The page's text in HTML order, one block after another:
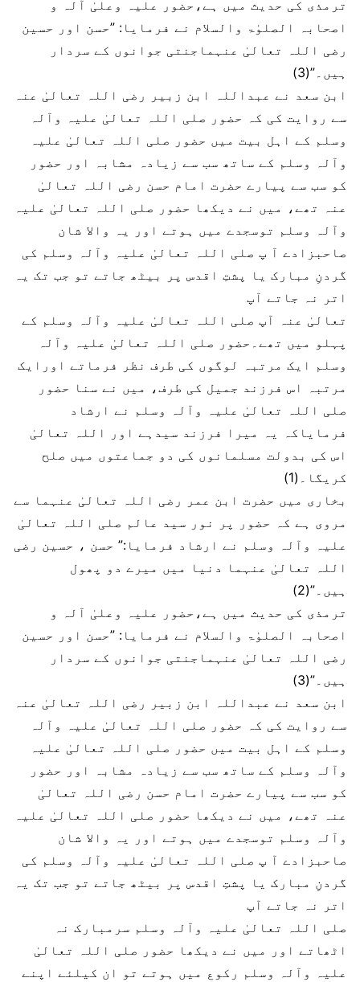
ترمذی کی حدیث میں ہے،حضور علیہ وعلیٰ آلہ و
اصحابہ الصلوٰۃ والسلام نے فرمایا: ”حسن اور حسین
رضی اللہ تعالیٰ عنہماجنتی جوانوں کے سردار
ہیں۔”(3)
ابن سعد نے عبداللہ ابن زبیر رضی اللہ تعالیٰ عنہ
سے روایت کی کہ حضور صلی اللہ تعالیٰ علیہ وآلہ
وسلم کے اہل بیت میں حضور صلی اللہ تعالیٰ علیہ
وآلہ وسلم کے ساتھ سب سے زیادہ مشابہ اور حضور
کو سب سے پیارے حضرت امام حسن رضی اللہ تعالیٰ
عنہ تھے، میں نے دیکھا حضور صلی اللہ تعالیٰ علیہ
وآلہ وسلم توسجدے میں ہوتے اور یہ والا شان
صاحبزادے آ پ صلی اللہ تعالیٰ علیہ وآلہ وسلم کی
گردنِ مبارک یا پشتِ اقدس پر بیٹھ جاتے تو جب تک یہ
اتر نہ جاتے آپ
تعالیٰ عنہ آپ صلی اللہ تعالیٰ علیہ وآلہ وسلم کے
پہلو میں تھے۔حضور صلی اللہ تعالیٰ علیہ وآلہ
وسلم ایک مرتبہ لوگوں کی طرف نظر فرماتے اورایک
مرتبہ اس فرزند جمیل کی طرف، میں نے سنا حضور
صلی اللہ تعالیٰ علیہ وآلہ وسلم نے ارشاد
فرمایاکہ یہ میرا فرزند سیدہے اور اللہ تعالیٰ
اس کی بدولت مسلمانوں کی دو جماعتوں میں صلح
کریگا۔(1)
بخاری میں حضرت ابن عمر رضی اللہ تعالیٰ عنہما سے
مروی ہے کہ حضور پر نور سید عالم صلی اللہ تعالیٰ
علیہ وآلہ وسلم نے ارشاد فرمایا:” حسن ، حسین رضی
اللہ تعالیٰ عنہما دنیا میں میرے دو پھول
ہیں۔”(2)
ترمذی کی حدیث میں ہے،حضور علیہ وعلیٰ آلہ و
اصحابہ الصلوٰۃ والسلام نے فرمایا: ”حسن اور حسین
رضی اللہ تعالیٰ عنہماجنتی جوانوں کے سردار
ہیں۔”(3)
ابن سعد نے عبداللہ ابن زبیر رضی اللہ تعالیٰ عنہ
سے روایت کی کہ حضور صلی اللہ تعالیٰ علیہ وآلہ
وسلم کے اہل بیت میں حضور صلی اللہ تعالیٰ علیہ
وآلہ وسلم کے ساتھ سب سے زیادہ مشابہ اور حضور
کو سب سے پیارے حضرت امام حسن رضی اللہ تعالیٰ
عنہ تھے، میں نے دیکھا حضور صلی اللہ تعالیٰ علیہ
وآلہ وسلم توسجدے میں ہوتے اور یہ والا شان
صاحبزادے آ پ صلی اللہ تعالیٰ علیہ وآلہ وسلم کی
گردنِ مبارک یا پشتِ اقدس پر بیٹھ جاتے تو جب تک یہ
اتر نہ جاتے آپ
صلی اللہ تعالیٰ علیہ وآلہ وسلم سرمبارک نہ
اٹھاتے اور میں نے دیکھا حضور صلی اللہ تعالیٰ
علیہ وآلہ وسلم رکوع میں ہوتے تو ان کیلئے اپنے